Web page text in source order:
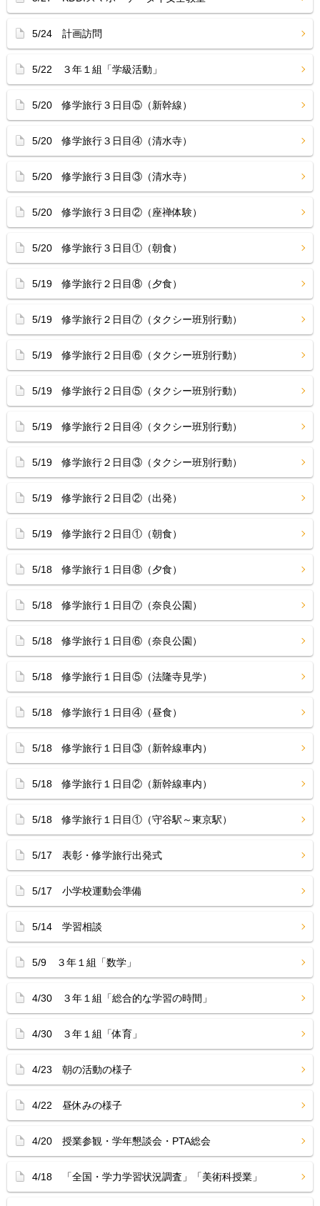
5/24 計画訪問
5/22 ３年１組「学級活動」
5/20 修学旅行３日目⑤（新幹線）
5/20 修学旅行３日目④（清水寺）
5/20 修学旅行３日目③（清水寺）
5/20 修学旅行３日目②（座禅体験）
5/20 修学旅行３日目①（朝食）
5/19 修学旅行２日目⑧（夕食）
5/19 修学旅行２日目⑦（タクシー班別行動）
5/19 修学旅行２日目⑥（タクシー班別行動）
5/19 修学旅行２日目⑤（タクシー班別行動）
5/19 修学旅行２日目④（タクシー班別行動）
5/19 修学旅行２日目③（タクシー班別行動）
5/19 修学旅行２日目②（出発）
5/19 修学旅行２日目①（朝食）
5/18 修学旅行１日目⑧（夕食）
5/18 修学旅行１日目⑦（奈良公園）
5/18 修学旅行１日目⑥（奈良公園）
5/18 修学旅行１日目⑤（法隆寺見学）
5/18 修学旅行１日目④（昼食）
5/18 修学旅行１日目③（新幹線車内）
5/18 修学旅行１日目②（新幹線車内）
5/18 修学旅行１日目①（守谷駅～東京駅）
5/17 表彰・修学旅行出発式
5/17 小学校運動会準備
5/14 学習相談
5/9 ３年１組「数学」
4/30 ３年１組「総合的な学習の時間」
4/30 ３年１組「体育」
4/23 朝の活動の様子
4/22 昼休みの様子
4/20 授業参観・学年懇談会・PTA総会
4/18 「全国・学力学習状況調査」「美術科授業」